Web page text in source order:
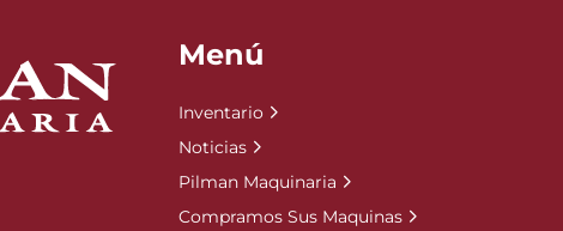
Menú
Inventario
Noticias
Pilman Maquinaria
Compramos Sus Maquinas